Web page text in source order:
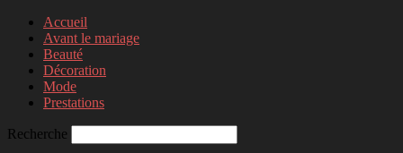
Accueil
Avant le mariage
Beauté
Décoration
Mode
Prestations
Recherche